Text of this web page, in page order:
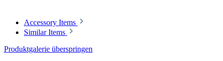
Accessory Items
Similar Items
Produktgalerie überspringen